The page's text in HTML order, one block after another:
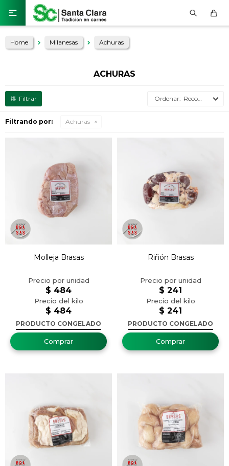

Home Milanesas Achuras
ACHURAS
Recomendados
Filtrando por: Achuras
Molleja Brasas
$ 484
$ 484
PRODUCTO CONGELADO
Riñón Brasas
$ 241
$ 241
PRODUCTO CONGELADO